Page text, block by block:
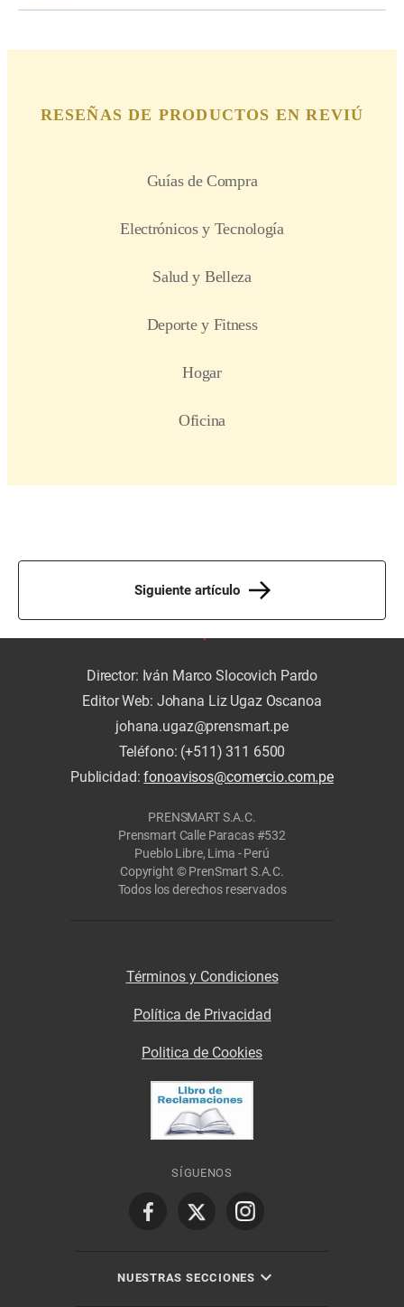
Siguiente artículo
Director: Iván Marco Slocovich Pardo
Editor Web: Johana Liz Ugaz Oscanoa
johana.ugaz@prensmart.pe
Teléfono: (+511) 311 6500
Publicidad:fonoavisos@comercio.com.pe
PRENSMART S.A.C.
Prensmart Calle Paracas #532
Pueblo Libre, Lima - Perú
Copyright © PrenSmart S.A.C.
Todos los derechos reservados
Términos y Condiciones
Política de Privacidad
Politica de Cookies
SÍGUENOS
NUESTRAS SECCIONES